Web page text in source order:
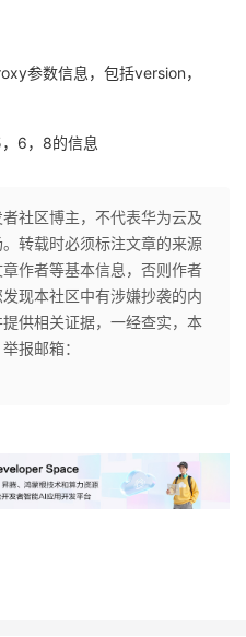
参数信息，包括version，
6，8的信息
社区博主，不代表华为云及
转载时必须标注文章的来源
章作者等基本信息，否则作者
现本社区中有涉嫌抄袭的内
供相关证据，一经查实，本
报邮箱：